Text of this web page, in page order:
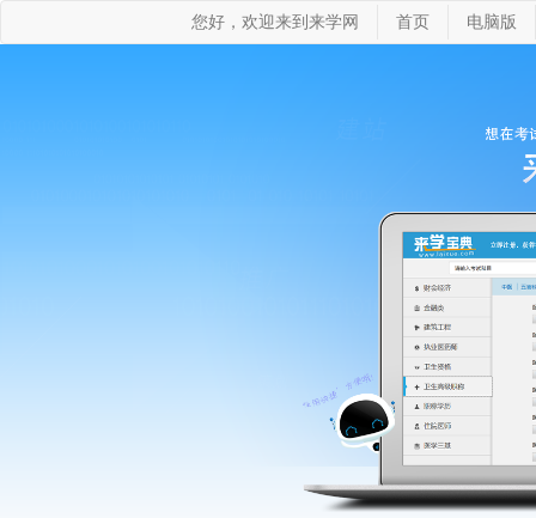
您好，欢迎来到来学网 首页 电脑版